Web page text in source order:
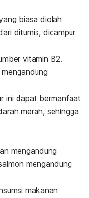
biasa diolah
ditumis, dicampur
vitamin B2.
ini dapat bermanfaat
merah, sehingga
mengandung
mengandung
makanan